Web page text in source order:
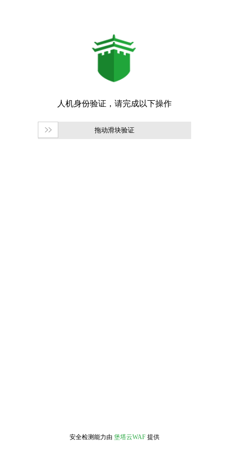
拖动滑块验证
安全检测能力由 堡塔云WAF 提供